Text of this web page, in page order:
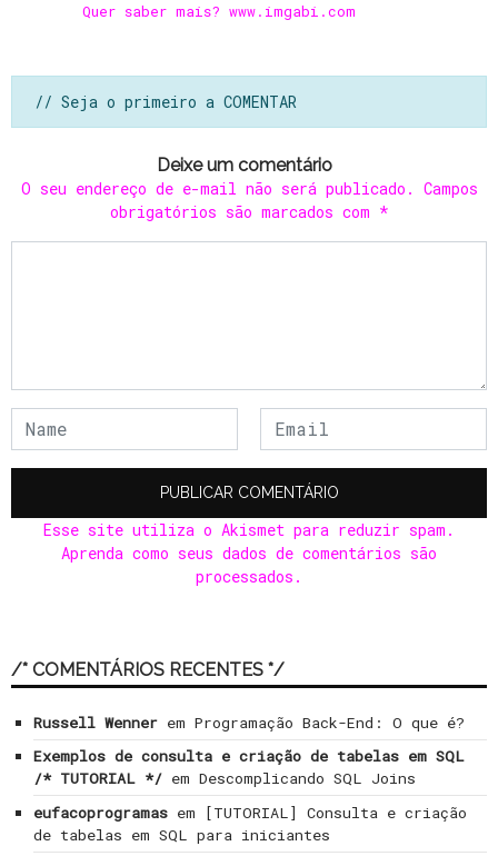
Quer saber mais? www.imgabi.com
// Seja o primeiro a COMENTAR
Deixe um comentário
O seu endereço de e-mail não será publicado. Campos
obrigatórios são marcados com *
Esse site utiliza o Akismet para reduzir spam.
Aprenda como seus dados de comentários são
processados .
/* COMENTÁRIOS RECENTES */
Russell Wenner em Programação Back-End: O que é?
Exemplos de consulta e criação de tabelas em SQL
/* TUTORIAL */ em Descomplicando SQL Joins
eufacoprogramas em
[TUTORIAL] Consulta e criação
de tabelas em SQL para iniciantes